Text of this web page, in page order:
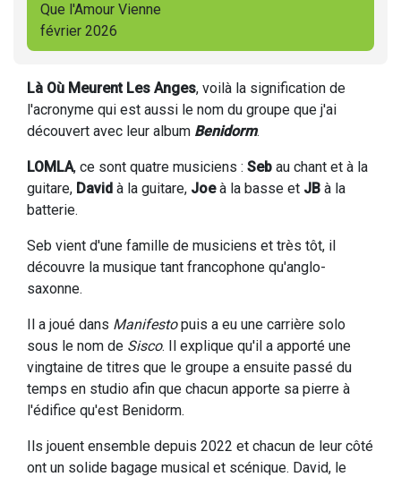
Que l'Amour Vienne
février 2026
Là Où Meurent Les Anges, voilà la signification de
l'acronyme qui est aussi le nom du groupe que j'ai
découvert avec leur album Benidorm.
LOMLA, ce sont quatre musiciens : Seb au chant et à la
guitare, David à la guitare, Joeà la basse et JB à la
batterie.
Seb vient d'une famille de musiciens et très tôt, il
découvre la musique tant francophone qu'anglo-
saxonne.
Il a joué dans Manifestopuis a eu une carrière solo
sous le nom de Sisco. Il explique qu'il a apporté une
vingtaine de titres que le groupe a ensuite passé du
temps en studio afin que chacun apporte sa pierre à
l'édifice qu'est Benidorm.
Ils jouent ensemble depuis 2022 et chacun de leur côté
ont un solide bagage musical et scénique. David, le